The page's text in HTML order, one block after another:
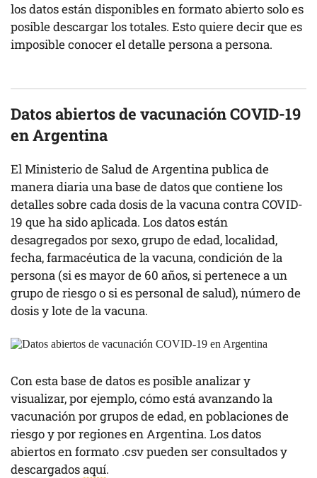
los datos están disponibles en formato abierto solo es
posible descargar los totales. Esto quiere decir que es
imposible conocer el detalle persona a persona.
Datos abiertos de vacunación COVID-19
en Argentina
El Ministerio de Salud de Argentina publica de
manera diaria una base de datos que contiene los
detalles sobre cada dosis de la vacuna contra COVID-
19 que ha sido aplicada. Los datos están
desagregados por sexo, grupo de edad, localidad,
fecha, farmacéutica de la vacuna, condición de la
persona (si es mayor de 60 años, si pertenece a un
grupo de riesgo o si es personal de salud), número de
dosis y lote de la vacuna.
Con esta base de datos es posible analizar y
visualizar, por ejemplo, cómo está avanzando la
vacunación por grupos de edad, en poblaciones de
riesgo y por regiones en Argentina. Los datos
abiertos en formato .csv pueden ser consultados y
descargadosaquí.